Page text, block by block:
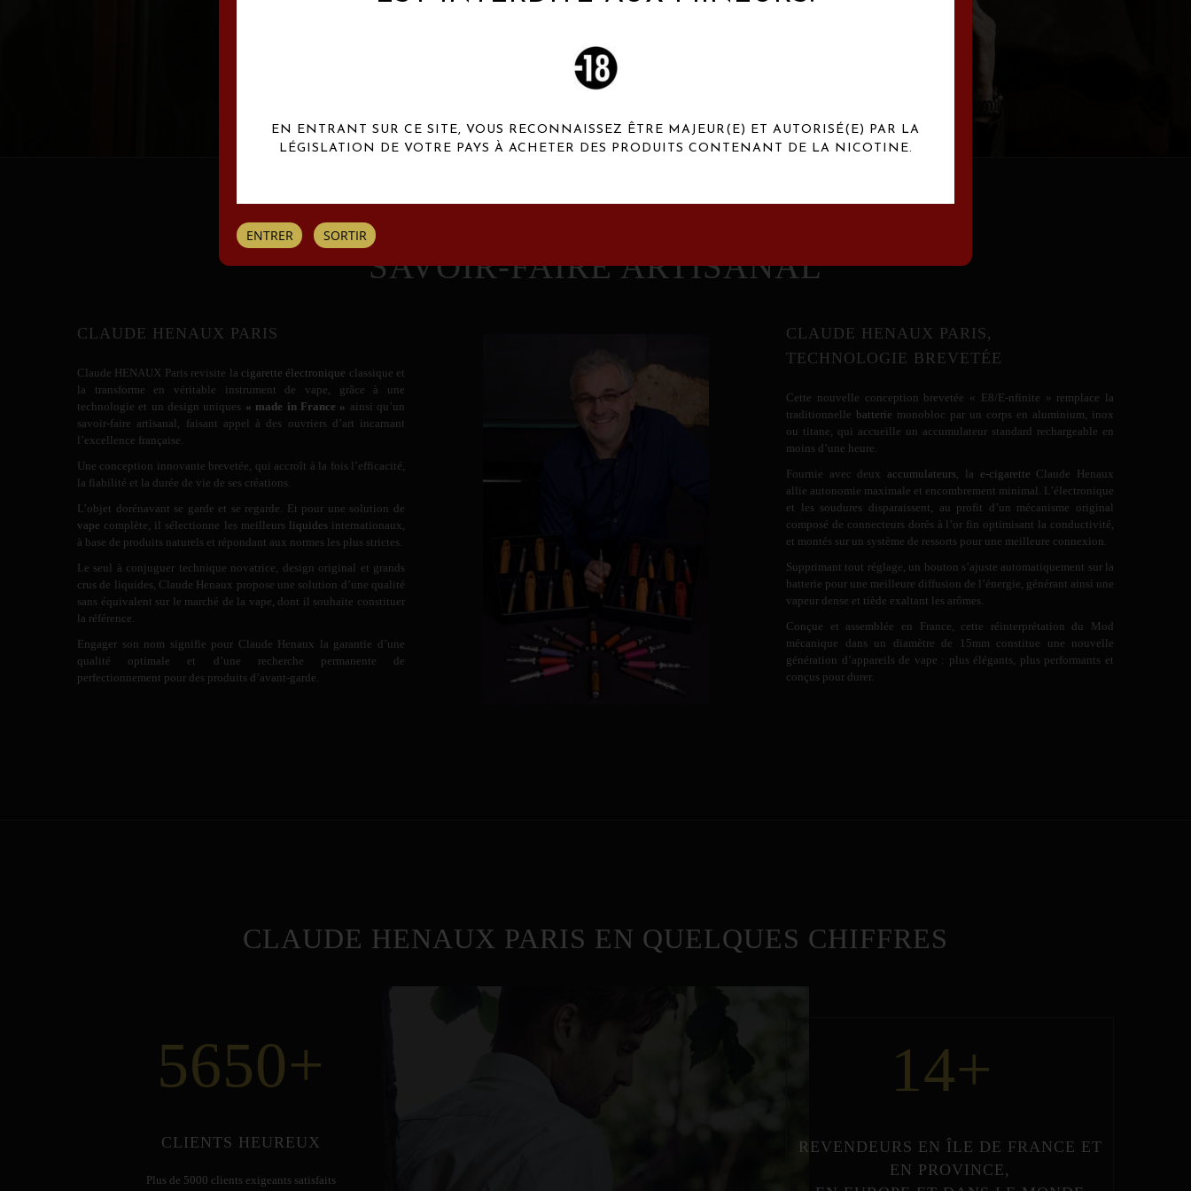
SAVOIR-FAIRE ARTISANAL
CLAUDE HENAUX PARIS
Claude HENAUX Paris revisite la cigarette électronique classique et
la transforme en véritable instrument de vape, grâce à une
technologie et un design uniques « made in France » ainsi qu’un
savoir-faire artisanal, faisant appel à des ouvriers d’art incarnant
l’excellence française.
Une conception innovante brevetée, qui accroît à la fois l’efficacité,
la fiabilité et la durée de vie de ses créations.
L’objet dorénavant se garde et se regarde. Et pour une solution de
vape complète, il sélectionne les meilleurs liquidesinternationaux,
à base de produits naturels et répondant aux normes les plus strictes.
Le seul à conjuguer technique novatrice, design original et grands
crus de liquides, Claude Henaux propose une solution d’une qualité
sans équivalent sur le marché de la vape, dont il souhaite constituer
la référence.
Engager son nom signifie pour Claude Henaux la garantie d’une
qualité optimale et d’une recherche permanente de
perfectionnement pour des produits d’avant-garde.
CLAUDE HENAUX PARIS,
TECHNOLOGIE BREVETÉE
Cette nouvelle conception brevetée « E8/E-nfinite » remplace la
traditionnelle batterie monobloc par un corps en aluminium, inox
ou titane, qui accueille un accumulateur standard rechargeable en
moins d’une heure.
Fournie avec deux accumulateurs , la e-cigarette Claude Henaux
allie autonomie maximale et encombrement minimal. L’électronique
et les soudures disparaissent, au profit d’un mécanisme original
composé de connecteurs dorés à l’or fin optimisant la conductivité,
et montés sur un système de ressorts pour une meilleure connexion.
Supprimant tout réglage, un bouton s’ajuste automatiquement sur la
batterie pour une meilleure diffusion de l’énergie, générant ainsi une
vapeur dense et tiède exaltant les arômes.
Conçue et assemblée en France, cette réinterprétation du Mod
mécanique dans un diamètre de 15mm constitue une nouvelle
génération d’appareils de vape : plus élégants, plus performants et
conçus pour durer.
CLAUDE HENAUX PARIS EN QUELQUES CHIFFRES
5650+
CLIENTS HEUREUX
Plus de 5000 clients exigeants satisfaits
14+
REVENDEURS EN ÎLE DE FRANCE ET
EN PROVINCE,
EN ENTRANT SUR CE SITE, VOUS RECONNAISSEZ ÊTRE MAJEUR(E) ET AUTORISÉ(E) PAR LA
LÉGISLATION DE VOTRE PAYS À ACHETER DES PRODUITS CONTENANT DE LA NICOTINE.
ENTRER SORTIR